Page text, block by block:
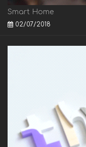
Smart Home
02/07/2018